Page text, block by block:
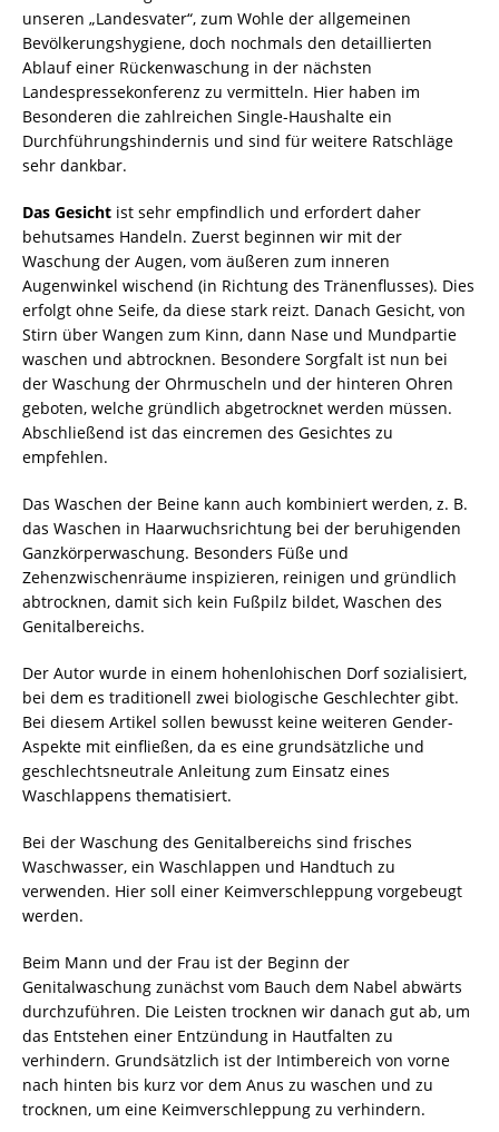
unseren „Landesvater“, zum Wohle der allgemeinen
Bevölkerungshygiene, doch nochmals den detaillierten
Ablauf einer Rückenwaschung in der nächsten
Landespressekonferenz zu vermitteln. Hier haben im
Besonderen die zahlreichen Single-Haushalte ein
Durchführungshindernis und sind für weitere Ratschläge
sehr dankbar.
Das Gesicht ist sehr empfindlich und erfordert daher
behutsames Handeln. Zuerst beginnen wir mit der
Waschung der Augen, vom äußeren zum inneren
Augenwinkel wischend (in Richtung des Tränenflusses). Dies
erfolgt ohne Seife, da diese stark reizt. Danach Gesicht, von
Stirn über Wangen zum Kinn, dann Nase und Mundpartie
waschen und abtrocknen. Besondere Sorgfalt ist nun bei
der Waschung der Ohrmuscheln und der hinteren Ohren
geboten, welche gründlich abgetrocknet werden müssen.
Abschließend ist das eincremen des Gesichtes zu
empfehlen.
Das Waschen der Beine kann auch kombiniert werden, z. B.
das Waschen in Haarwuchsrichtung bei der beruhigenden
Ganzkörperwaschung. Besonders Füße und
Zehenzwischenräume inspizieren, reinigen und gründlich
abtrocknen, damit sich kein Fußpilz bildet, Waschen des
Genitalbereichs.
Der Autor wurde in einem hohenlohischen Dorf sozialisiert,
bei dem es traditionell zwei biologische Geschlechter gibt.
Bei diesem Artikel sollen bewusst keine weiteren Gender-
Aspekte mit einfließen, da es eine grundsätzliche und
geschlechtsneutrale Anleitung zum Einsatz eines
Waschlappens thematisiert.
Bei der Waschung des Genitalbereichs sind frisches
Waschwasser, ein Waschlappen und Handtuch zu
verwenden. Hier soll einer Keimverschleppung vorgebeugt
werden.
Beim Mann und der Frau ist der Beginn der
Genitalwaschung zunächst vom Bauch dem Nabel abwärts
durchzuführen. Die Leisten trocknen wir danach gut ab, um
das Entstehen einer Entzündung in Hautfalten zu
verhindern. Grundsätzlich ist der Intimbereich von vorne
nach hinten bis kurz vor dem Anus zu waschen und zu
trocknen, um eine Keimverschleppung zu verhindern.